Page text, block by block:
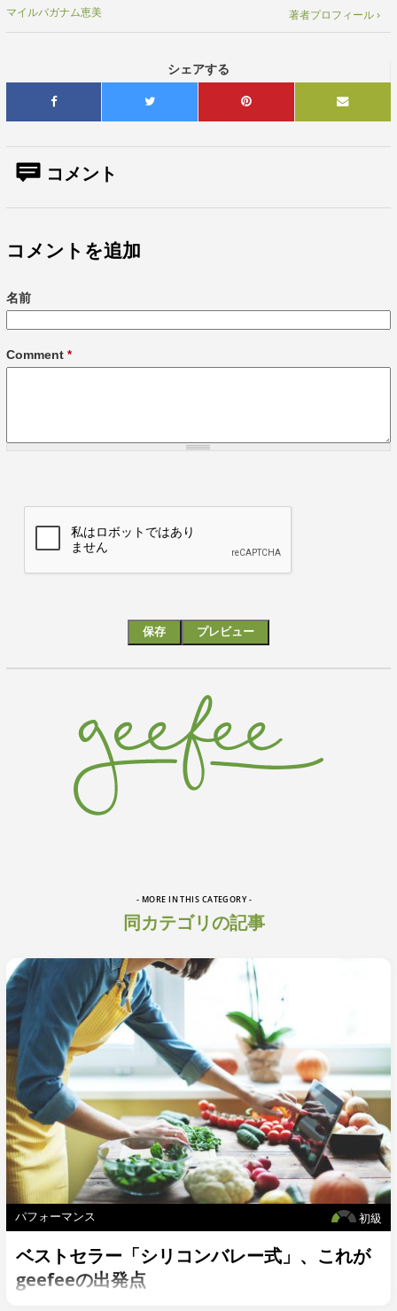
マイルバガナム恵美 著者プロフィール ›
シェアする
コメント
コメントを追加
名前
Comment *
- MORE IN THIS CATEGORY -
同カテゴリの記事
初級
パフォーマンス
ベストセラー「シリコンバレー式」、これが
geefeeの出発点